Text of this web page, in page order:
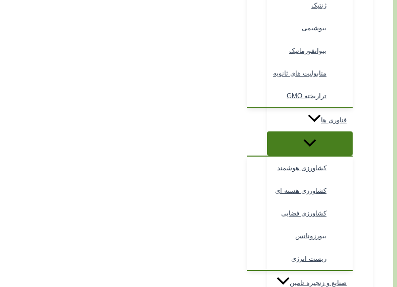
ژنتیک
بیوشیمی
بیوانفورماتیک
متابولیت های ثانویه
تراریخته GMO
فناوری ها
کشاورزی هوشمند
کشاورزی هسته ای
کشاورزی فضایی
بیورزونانس
زیست انرژی
صنایع و زنجیره تامین